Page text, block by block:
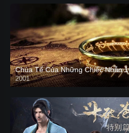
Chúa Tể Của Những Chiếc Nhẫn 1
2001